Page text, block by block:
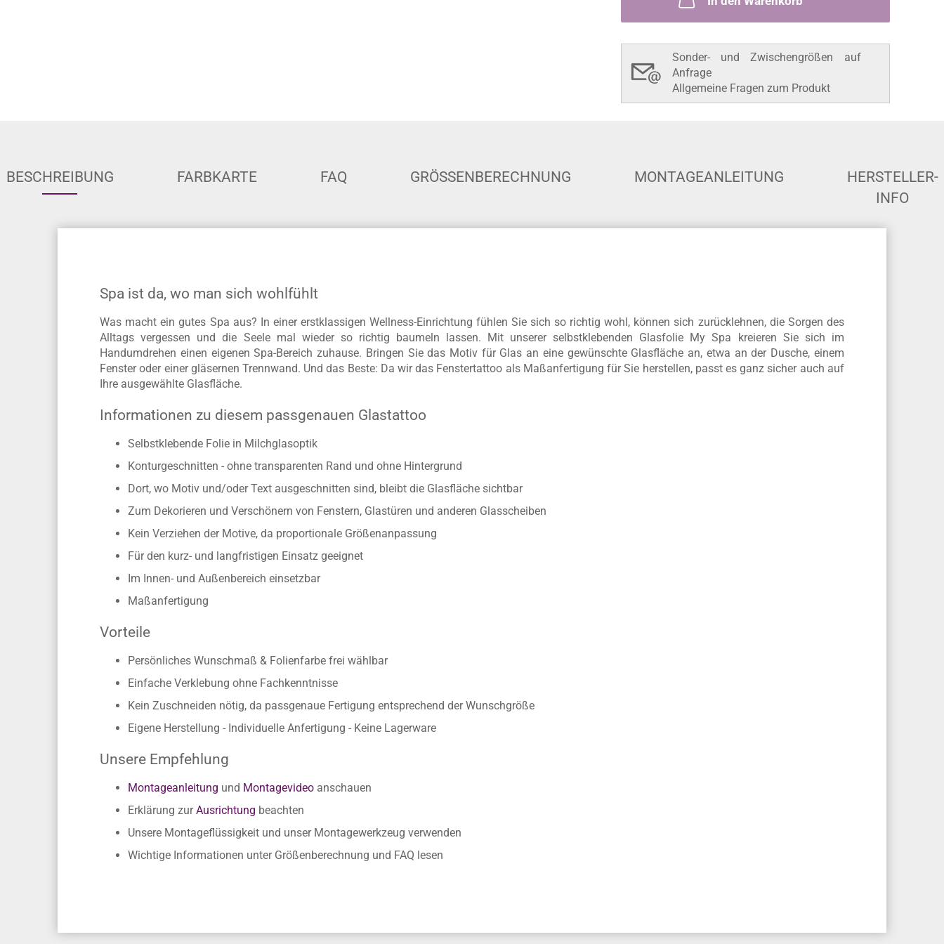
Sonder- und Zwischengrößen auf
Anfrage
Allgemeine Fragen zum Produkt
BESCHREIBUNG FARBKARTE FAQ GRÖSSENBERECHNUNG MONTAGEANLEITUNG
HERSTELLER-
INFO
Spa ist da, wo man sich wohlfühlt
Was macht ein gutes Spa aus? In einer erstklassigen Wellness-Einrichtung fühlen Sie sich so richtig wohl, können sich zurücklehnen, die Sorgen des
Alltags vergessen und die Seele mal wieder so richtig baumeln lassen. Mit unserer selbstklebenden Glasfolie My Spa kreieren Sie sich im
Handumdrehen einen eigenen Spa-Bereich zuhause. Bringen Sie das Motiv für Glas an eine gewünschte Glasfläche an, etwa an der Dusche, einem
Fenster oder einer gläsernen Trennwand. Und das Beste: Da wir das Fenstertattoo als Maßanfertigung für Sie herstellen, passt es ganz sicher auch auf
Ihre ausgewählte Glasfläche.
Informationen zu diesem passgenauen Glastattoo
Selbstklebende Folie in Milchglasoptik
Konturgeschnitten - ohne transparenten Rand und ohne Hintergrund
Dort, wo Motiv und/oder Text ausgeschnitten sind, bleibt die Glasfläche sichtbar
Zum Dekorieren und Verschönern von Fenstern, Glastüren und anderen Glasscheiben
Kein Verziehen der Motive, da proportionale Größenanpassung
Für den kurz- und langfristigen Einsatz geeignet
Im Innen- und Außenbereich einsetzbar
Maßanfertigung
Vorteile
Persönliches Wunschmaß & Folienfarbe frei wählbar
Einfache Verklebung ohne Fachkenntnisse
Kein Zuschneiden nötig, da passgenaue Fertigung entsprechend der Wunschgröße
Eigene Herstellung - Individuelle Anfertigung - Keine Lagerware
Unsere Empfehlung
Montageanleitung und Montagevideo anschauen
Erklärung zurAusrichtung beachten
Unsere Montageflüssigkeit und unser Montagewerkzeug verwenden
Wichtige Informationen unter Größenberechnung und FAQ lesen